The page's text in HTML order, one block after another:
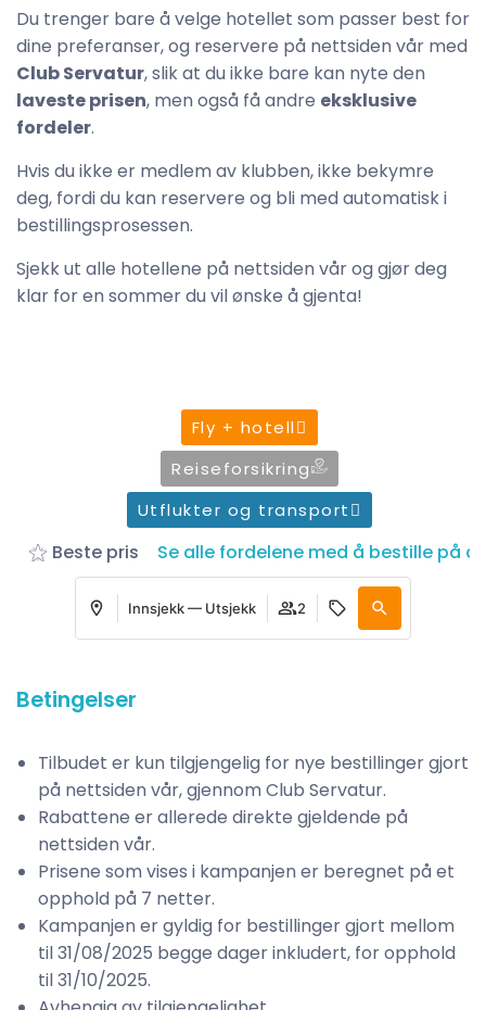
Du trenger bare å velge hotellet som passer best for
dine preferanser, og reservere på nettsiden vår med
Club Servatur, slik at du ikke bare kan nyte den
laveste prisen, men også få andre eksklusive
fordeler.
Hvis du ikke er medlem av klubben, ikke bekymre
deg, fordi du kan reservere og bli med automatisk i
bestillingsprosessen.
Sjekk ut alle hotellene på nettsiden vår og gjør deg
klar for en sommer du vil ønske å gjenta!
Fly + hotell
Reiseforsikring
Utflukter og transport
Beste pris Se alle fordelene med å bestille på
Innsjekk — Utsjekk 2
Betingelser
Tilbudet er kun tilgjengelig for nye bestillinger gjort
på nettsiden vår, gjennom Club Servatur.
Rabattene er allerede direkte gjeldende på
nettsiden vår.
Prisene som vises i kampanjen er beregnet på et
opphold på 7 netter.
Kampanjen er gyldig for bestillinger gjort mellom
til 31/08/2025 begge dager inkludert, for opphold
til 31/10/2025.